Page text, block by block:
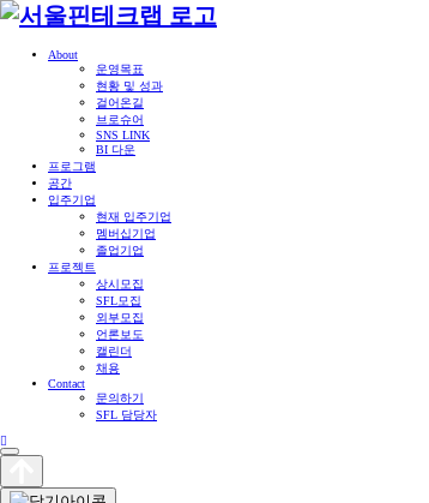
About
운영목표
현황 및 성과
걸어온길
브로슈어
SNS LINK
BI 다운
프로그램
공간
입주기업
현재 입주기업
멤버십기업
졸업기업
프로젝트
상시모집
SFL모집
외부모집
언론보도
캘린더
채용
Contact
문의하기
SFL 담당자